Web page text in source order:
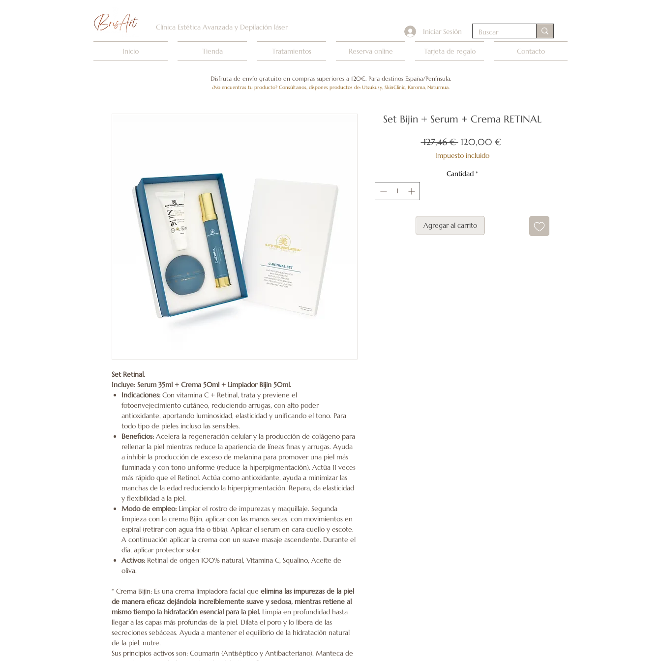
Clínica Estética Avanzada y Depilación láser Iniciar Sesión
Inicio Tienda Tratamientos Reserva online Tarjeta de regalo Contacto
Disfruta de envío gratuito en compras superiores a 120€. Para destinos España/Península.
¿No encuentras tu producto? Consúltanos, dispones productos de: Utsukusy, SkinClinic, Karoma, Naturnua.
Set Retinal.
Incluye: Serum 35ml + Crema 50ml + Limpiador Bijin 50ml.
Indicaciones: Con vitamina C + Retinal, trata y previene el
fotoenvejecimiento cutáneo, reduciendo arrugas, con alto poder
antioxidante, aportando luminosidad, elasticidad y unificando el tono. Para
todo tipo de pieles incluso las sensibles.
Beneficios: Acelera la regeneración celular y la producción de colágeno para
rellenar la piel mientras reduce la apariencia de líneas finas y arrugas. Ayuda
a inhibir la producción de exceso de melanina para promover una piel más
iluminada y con tono uniforme (reduce la hiperpigmentación). Actúa 11 veces
más rápido que el Retinol. Actúa como antioxidante, ayuda a minimizar las
manchas de la edad reduciendo la hiperpigmentación. Repara, da elasticidad
y flexibilidad a la piel.
Modo de empleo: Limpiar el rostro de impurezas y maquillaje. Segunda
limpieza con la crema Bijin, aplicar con las manos secas, con movimientos en
espiral (retirar con agua fría o tibia). Aplicar el serum en cara cuello y escote.
A continuación aplicar la crema con un suave masaje ascendente. Durante el
día, aplicar protector solar.
Activos: Retinal de origen 100% natural, Vitamina C, Squalino, Aceite de
oliva.
* Crema Bijin: Es una crema limpiadora facial que elimina las impurezas de la piel
de manera eficaz dejándola increíblemente suave y sedosa, mientras retiene al
mismo tiempo la hidratación esencial para la piel. Limpia en profundidad hasta
llegar a las capas más profundas de la piel. Dilata el poro y lo libera de las
secreciones sebáceas. Ayuda a mantener el equilibrio de la hidratación natural
de la piel, nutre.
Sus principios activos son: Coumarin (Antiséptico y Antibacteriano). Manteca de
Set Bijin + Serum + Crema RETINAL
127,46 € Precio
120,00 €Precio
Impuesto incluido
Cantidad *
Agregar al carrito